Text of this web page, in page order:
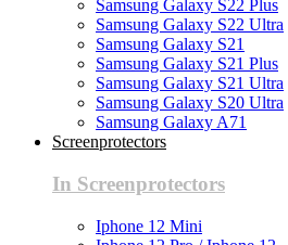
Samsung Galaxy S22 Plus
Samsung Galaxy S22 Ultra
Samsung Galaxy S21
Samsung Galaxy S21 Plus
Samsung Galaxy S21 Ultra
Samsung Galaxy S20 Ultra
Samsung Galaxy A71
Screenprotectors
In Screenprotectors
Iphone 12 Mini